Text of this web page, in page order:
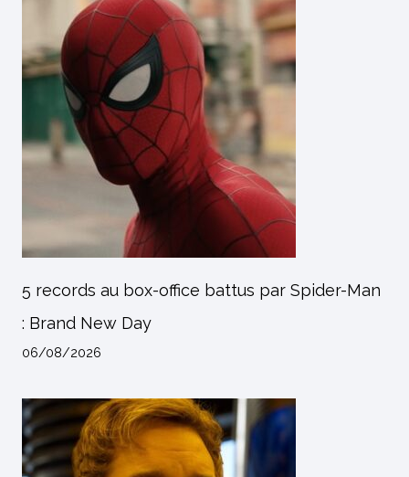
5 records au box-office battus par Spider-Man
: Brand New Day
06/08/2026